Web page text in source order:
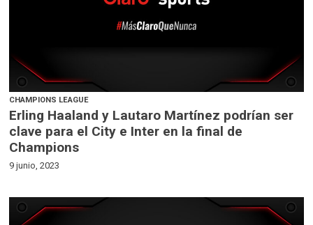
CHAMPIONS LEAGUE
Erling Haaland y Lautaro Martínez podrían ser
clave para el City e Inter en la final de
Champions
9 junio, 2023